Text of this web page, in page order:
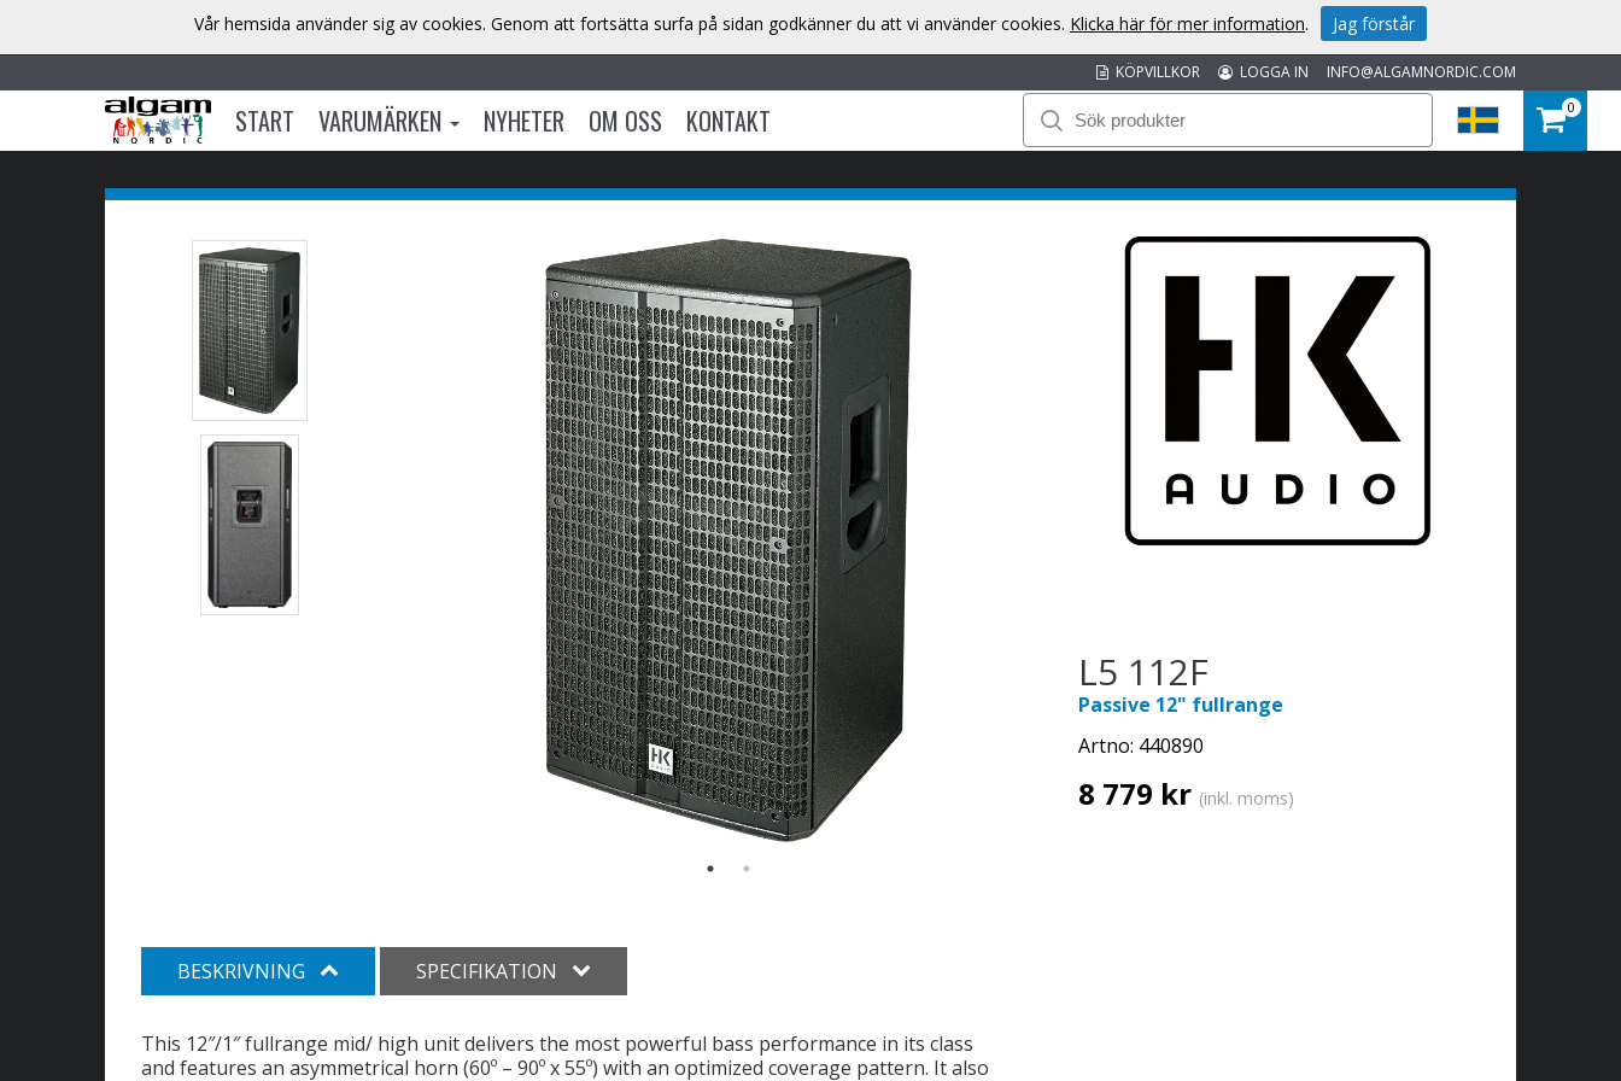
INFO@ALGAMNORDIC.COM
LOGGA IN
KÖPVILLKOR
START VARUMÄRKEN NYHETER OM OSS KONTAKT 0
L5 112F
Passive 12" fullrange
Artno: 440890
8 779 kr (inkl. moms)
BESKRIVNING SPECIFIKATION
This 12″/1″ fullrange mid/ high unit delivers the most powerful bass performance in its class
and features an asymmetrical horn (60º – 90º x 55º) with an optimized coverage pattern. It also
Vår hemsida använder sig av cookies. Genom att fortsätta surfa på sidan godkänner du att vi använder cookies. Klicka här för mer information. Jag förstår